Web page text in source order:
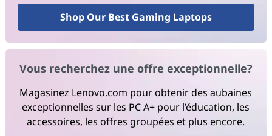
Shop Our Best Gaming Laptops
Vous recherchez une offre exceptionnelle?
Magasinez Lenovo.com pour obtenir des aubaines
exceptionnelles sur les PC A+ pour l’éducation, les
accessoires, les offres groupées et plus encore.